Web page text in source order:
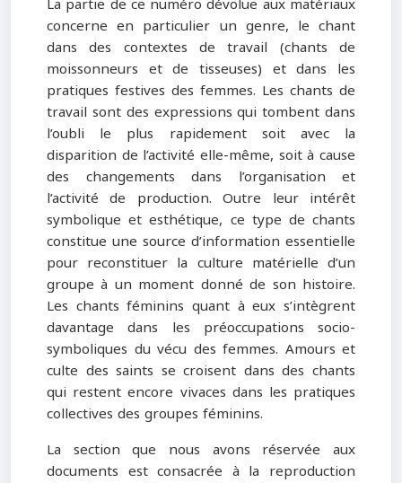
concerne en particulier un genre, le chant
dans des contextes de travail (chants de
moissonneurs et de tisseuses) et dans les
pratiques festives des femmes. Les chants de
travail sont des expressions qui tombent dans
l’oubli le plus rapidement soit avec la
disparition de l’activité elle-même, soit à cause
des changements dans l’organisation et
l’activité de production. Outre leur intérêt
symbolique et esthétique, ce type de chants
constitue une source d’information essentielle
pour reconstituer la culture matérielle d’un
groupe à un moment donné de son histoire.
Les chants féminins quant à eux s’intègrent
davantage dans les préoccupations socio-
symboliques du vécu des femmes. Amours et
culte des saints se croisent dans des chants
qui restent encore vivaces dans les pratiques
collectives des groupes féminins.
La section que nous avons réservée aux
documents est consacrée à la reproduction